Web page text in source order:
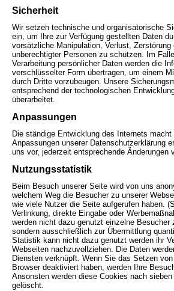
Sicherheit
Wir setzen technische und organisatorische
ein, um Ihre zur Verfügung gestellten Daten
vorsätzliche Manipulation, Verlust, Zerstörung
unberechtigter Personen zu schützen. Im
Verarbeitung persönlicher Daten werden die
verschlüsselter Form übertragen, um einem
durch Dritte vorzubeugen. Unsere
entsprechend der technologischen
überarbeitet.
Anpassungen
Die ständige Entwicklung des Internets
Anpassungen unserer Datenschutzerklärung
uns vor, jederzeit entsprechende Änderungen
Nutzungsstatistik
Beim Besuch unserer Seite wird von uns
welchem Weg die Besucher zu unserer
wie viele Nutzer die Seite aufgerufen haben.
Verlinkung, direkte Eingabe oder
werden nicht dazu genutzt einzelne Besucher
sondern ausschließlich zur Übermittlung
Statistik kann nicht dazu genutzt werden ihr
Webseiten nachzuvollziehen. Die Daten
Diensten verknüpft. Wenn Sie das Setzen
Browser deaktiviert haben, werden Ihre
Ansonsten werden diese Cookies nach
gelöscht.